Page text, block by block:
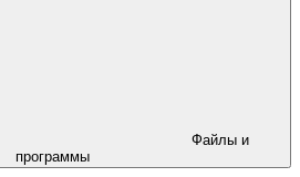
программы